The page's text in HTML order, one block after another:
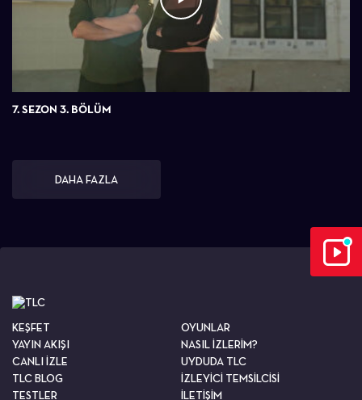
7. SEZON 3. BÖLÜM
DAHA FAZLA
KEŞFET
YAYIN AKIŞI
CANLI İZLE
TLC BLOG
TESTLER
OYUNLAR
NASIL İZLERİM?
UYDUDA TLC
İZLEYİCİ TEMSİLCİSİ
İLETİŞİM